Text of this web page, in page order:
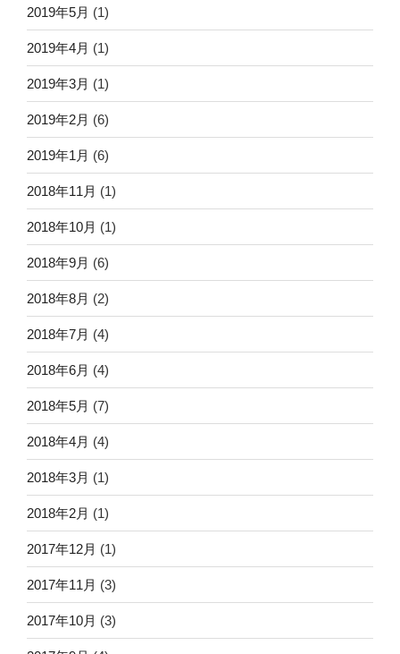
2019年5月 (1)
2019年4月 (1)
2019年3月 (1)
2019年2月 (6)
2019年1月 (6)
2018年11月 (1)
2018年10月 (1)
2018年9月 (6)
2018年8月 (2)
2018年7月 (4)
2018年6月 (4)
2018年5月 (7)
2018年4月 (4)
2018年3月 (1)
2018年2月 (1)
2017年12月 (1)
2017年11月 (3)
2017年10月 (3)